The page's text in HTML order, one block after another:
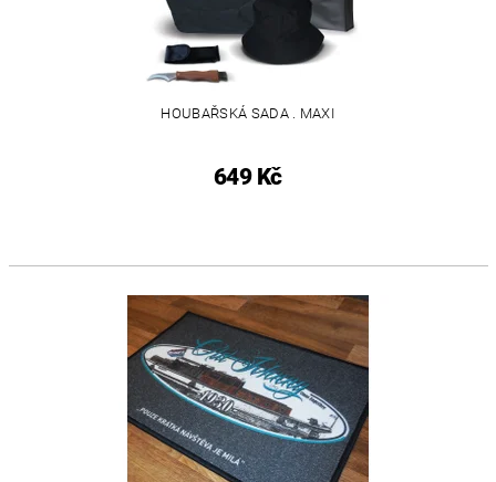
HOUBAŘSKÁ SADA . MAXI
649 Kč